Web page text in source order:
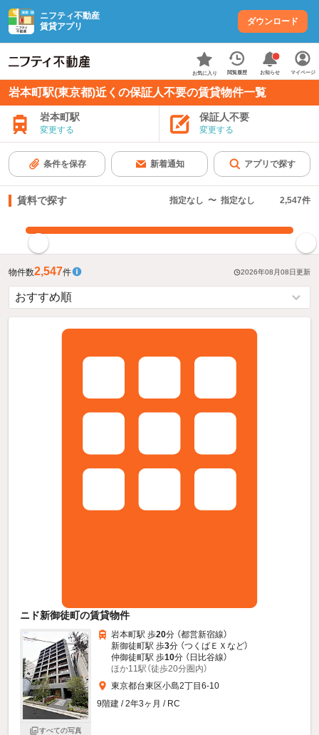
ニフティ不動産
賃貸アプリ
ダウンロード
お気に入り 閲覧履歴 お知らせ マイページ
岩本町駅(東京都)近くの保証人不要の賃貸物件一覧
岩本町駅
変更する
保証人不要
変更する
条件を保存 新着通知 アプリで探す
賃料で探す 指定なし 〜 指定なし 2,547件
物件数2,547件 2026年08月08日更新
ニド新御徒町の賃貸物件
すべての写真
岩本町駅 歩20分 （都営新宿線）
新御徒町駅 歩3分 （つくばＥＸ など）
仲御徒町駅 歩10分 （日比谷線）
ほか11駅（徒歩20分圏内）
東京都台東区小島2丁目6-10
9階建 / 2年3ヶ月 / RC